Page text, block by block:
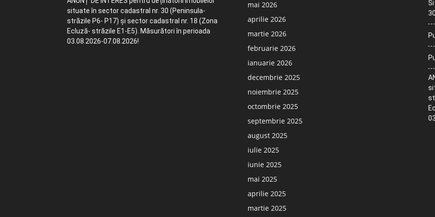
situate în sector cadastral nr. 30 (Peninsula-
străzile P6- P17) și sector cadastral nr. 18 (Zona
Ecluză- străzile E1-E5). Măsurători în perioada
03.08.2026-07.08.2026!
mai 2026
aprilie 2026
martie 2026
februarie 2026
ianuarie 2026
decembrie 2025
noiembrie 2025
octombrie 2025
septembrie 2025
august 2025
iulie 2025
iunie 2025
mai 2025
aprilie 2025
martie 2025